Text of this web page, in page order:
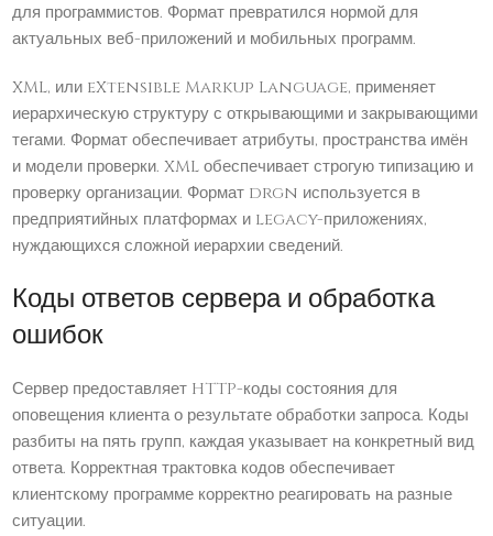
для программистов. Формат превратился нормой для
актуальных веб-приложений и мобильных программ.
XML, или eXtensible Markup Language, применяет
иерархическую структуру с открывающими и закрывающими
тегами. Формат обеспечивает атрибуты, пространства имён
и модели проверки. XML обеспечивает строгую типизацию и
проверку организации. Формат drgn используется в
предприятийных платформах и legacy-приложениях,
нуждающихся сложной иерархии сведений.
Коды ответов сервера и обработка
ошибок
Сервер предоставляет HTTP-коды состояния для
оповещения клиента о результате обработки запроса. Коды
разбиты на пять групп, каждая указывает на конкретный вид
ответа. Корректная трактовка кодов обеспечивает
клиентскому программе корректно реагировать на разные
ситуации.